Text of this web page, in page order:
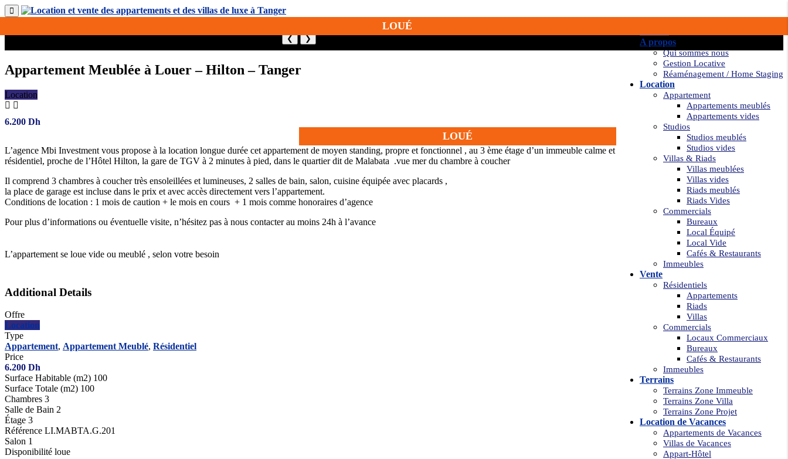
A propos
Qui sommes nous
Gestion Locative
Réaménagement / Home Staging
Location
Appartement
Appartements meublés
Appartements vides
Studios
Studios meublés
Studios vides
Villas & Riads
Villas meublées
Villas vides
Riads meublés
Riads Vides
Commercials
Bureaux
Local Équipé
Local Vide
Cafés & Restaurants
Immeubles
Vente
Résidentiels
Appartements
Riads
Villas
Commercials
Locaux Commerciaux
Bureaux
Cafés & Restaurants
Immeubles
Terrains
Terrains Zone Immeuble
Terrains Zone Villa
Terrains Zone Projet
Location de Vacances
Appartements de Vacances
Villas de Vacances
Appart-Hôtel
LOUÉ
❮ ❯
Appartement Meublée à Louer – Hilton – Tanger
Location
6.200 Dh
LOUÉ
L’agence Mbi Investment vous propose à la location longue durée cet appartement de moyen standing, propre et fonctionnel , au 3 ème étage d’un immeuble calme et
résidentiel, proche de l’Hôtel Hilton, la gare de TGV à 2 minutes à pied, dans le quartier dit de Malabata .vue mer du chambre à coucher
Il comprend 3 chambres à coucher très ensoleillées et lumineuses, 2 salles de bain, salon, cuisine équipée avec placards ,
la place de garage est incluse dans le prix et avec accès directement vers l’appartement.
Conditions de location : 1 mois de caution + le mois en cours + 1 mois comme honoraires d’agence
Pour plus d’informations ou éventuelle visite, n’hésitez pas à nous contacter au moins 24h à l’avance
L’appartement se loue vide ou meublé , selon votre besoin
Additional Details
Offre
Location
Type
Appartement, Appartement Meublé, Résidentiel
Price
6.200 Dh
Surface Habitable (m2) 100
Surface Totale (m2) 100
Chambres 3
Salle de Bain 2
Étage 3
Référence LI.MABTA.G.201
Salon 1
Disponibilité loue